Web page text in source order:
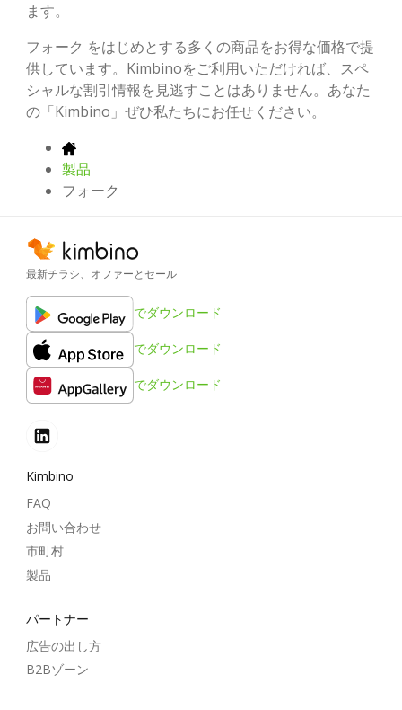
ます。
フォーク をはじめとする多くの商品をお得な価格で提
供しています。Kimbinoをご利用いただければ、スペ
シャルな割引情報を見逃すことはありません。あなた
の「Kimbino」ぜひ私たちにお任せください。
製品
フォーク
最新チラシ、オファーとセール
でダウンロード
でダウンロード
でダウンロード
Kimbino
FAQ
お問い合わせ
市町村
製品
パートナー
広告の出し方
B2Bゾーン